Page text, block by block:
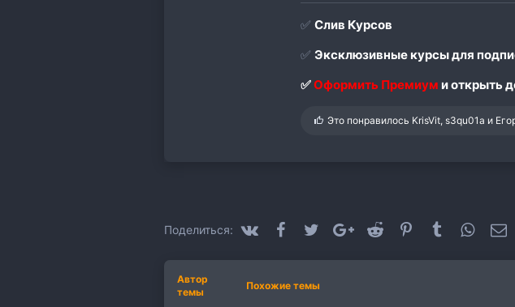
✅ Слив Курсов
✅ Эксклюзивные курсы для
✅Оформить Премиум и открыть
С
Это понравилось KrisVit, s3qu01a и
Поделиться: VK FacebookTwitterGoogle+Reddit PinterestTumblr
Автор
темы
Похожие темы